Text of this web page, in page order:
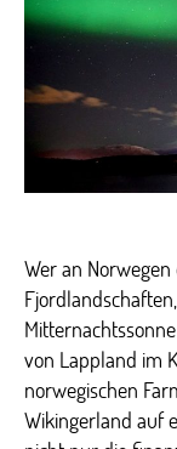
Wer an
von Lappland im
norwegischen
Wikingerland auf